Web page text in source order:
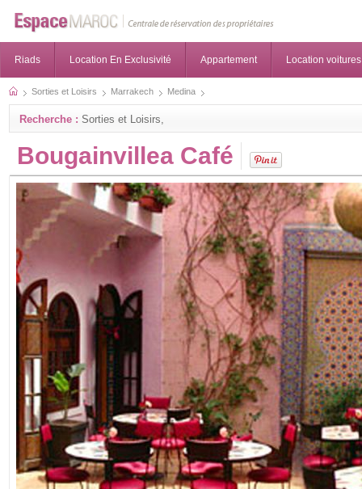
Riads Location En Exclusivité Appartement Location voitures
Sorties et Loisirs Marrakech Medina
Recherche : Sorties et Loisirs,
Bougainvillea Café